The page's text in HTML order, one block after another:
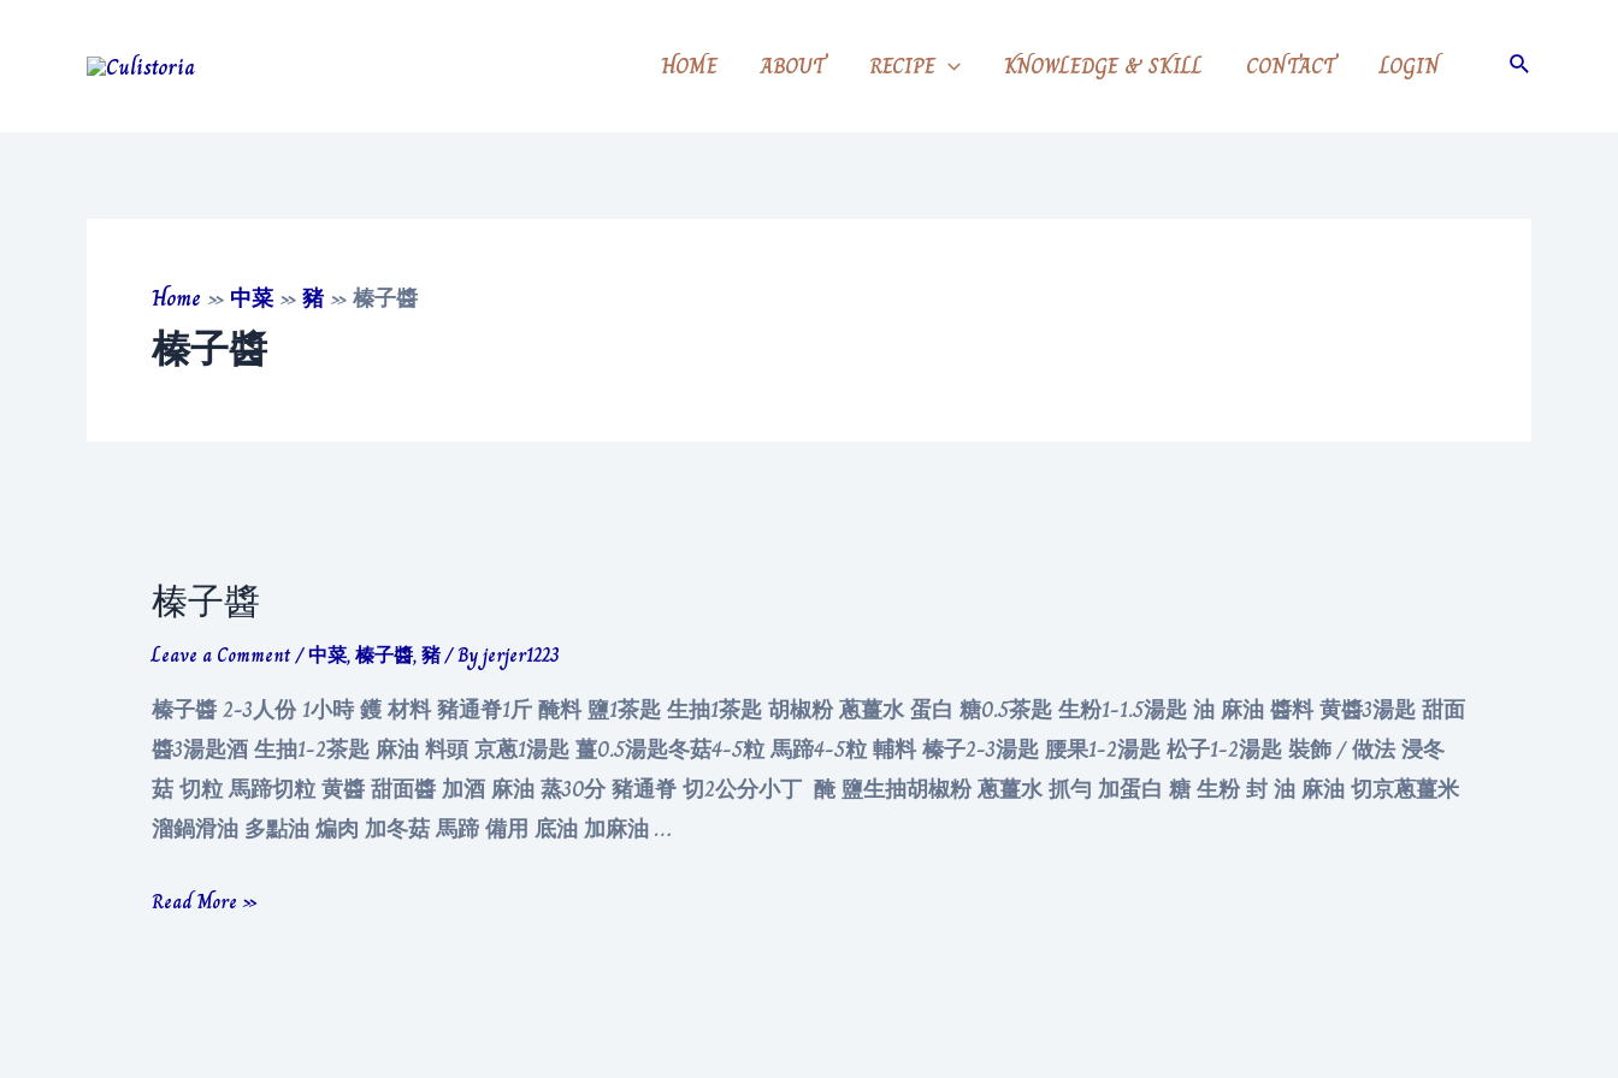
HOME ABOUT RECIPE KNOWLEDGE & SKILL CONTACT LOGIN Search
Home » 中菜 »豬 »榛子醬
榛子醬
榛子醬
Leave a Comment/中菜,榛子醬,豬/ Byjerjer1223
榛子醬 2-3人份 1小時 鑊 材料 豬通脊1斤 醃料 鹽1茶匙 生抽1茶匙 胡椒粉 蔥薑水 蛋白 糖0.5茶匙 生粉1-1.5湯匙 油 麻油 醬料 黄醬3湯匙 甜面
醬3湯匙酒 生抽1-2茶匙 麻油 料頭 京蔥1湯匙 薑0.5湯匙冬菇4-5粒 馬蹄4-5粒 輔料 榛子2-3湯匙 腰果1-2湯匙 松子1-2湯匙 裝飾 / 做法 浸冬
菇 切粒 馬蹄切粒 黄醬 甜面醬 加酒 麻油 蒸30分 豬通脊 切2公分小丁 醃 鹽生抽胡椒粉 蔥薑水 抓勻 加蛋白 糖 生粉 封 油 麻油 切京蔥薑米
溜鍋滑油 多點油 煸肉 加冬菇 馬蹄 備用 底油 加麻油 …
榛
Read More »